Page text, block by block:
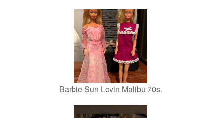
Barbie Sun Lovin Malibu 70s.